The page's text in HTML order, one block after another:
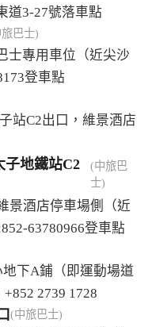
道3-27號落車點
巴士)
士專用車位（近尖沙
登車點
站C2出口，維景酒店
子地鐵站C2
(中旅巴
士)
景酒店停車場側（近
63780966登車點
下A鋪（即運動場道
2739 1728
(中旅巴士)